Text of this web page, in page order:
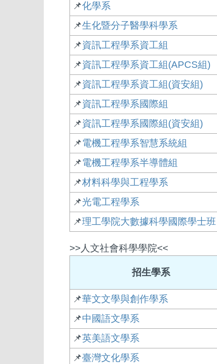
📌化學系
📌生化暨分子醫學科學系
📌資訊工程學系資工組
📌資訊工程學系資工組(APCS組)
📌資訊工程學系資工組(資安組)
📌資訊工程學系國際組
📌資訊工程學系國際組(資安組)
📌電機工程學系智慧系統組
📌電機工程學系半導體組
📌材料科學與工程學系
📌光電工程學系
📌理工學院大數據科學國際學士班
>>人文社會科學學院<<
招生學系
📌華文文學與創作學系
📌中國語文學系
📌英美語文學系
📌臺灣文化學系